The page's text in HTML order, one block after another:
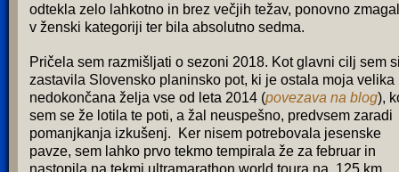
odtekla zelo lahkotno in brez večjih težav, ponovno
v ženski kategoriji ter bila absolutno sedma.
Pričela sem razmišljati o sezoni 2018. Kot glavni cilj sem
zastavila Slovensko planinsko pot, ki je ostala moja velika
nedokončana želja vse od leta 2014 (povezava na blog),
sem se že lotila te poti, a žal neuspešno, predvsem zaradi
pomanjkanja izkušenj. Ker nisem potrebovala jesenske
pavze, sem lahko prvo tekmo tempirala že za februar in
nastopila na tekmi ultramarathon world toura na 125 km